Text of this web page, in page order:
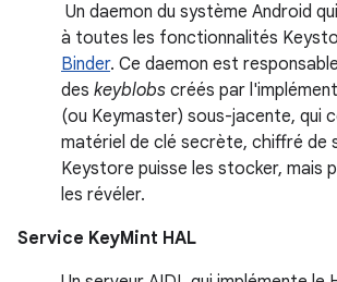
Un daemon du système Android
à toutes les fonctionnalités
Binder. Ce daemon est
des keyblobs créés par
(ou Keymaster) sous-jacente, qui
matériel de clé secrète, chiffré de
Keystore puisse les stocker, mais
les révéler.
Service KeyMint HAL